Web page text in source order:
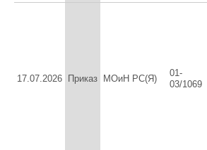
17.07.2026 Приказ МОиН РС(Я)
01-
03/1069